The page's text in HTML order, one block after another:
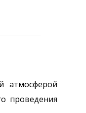
атмосферой
проведения